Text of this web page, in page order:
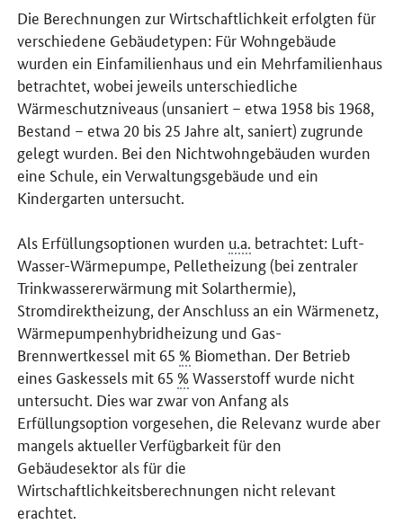
Die Berechnungen zur Wirtschaftlichkeit erfolgten für
verschiedene Gebäudetypen: Für Wohngebäude
wurden ein Einfamilienhaus und ein Mehrfamilienhaus
betrachtet, wobei jeweils unterschiedliche
Wärmeschutzniveaus (unsaniert – etwa 1958 bis 1968,
Bestand – etwa 20 bis 25 Jahre alt, saniert) zugrunde
gelegt wurden. Bei den Nichtwohngebäuden wurden
eine Schule, ein Verwaltungsgebäude und ein
Kindergarten untersucht.
Als Erfüllungsoptionen wurden u.a. betrachtet: Luft-
Wasser-Wärmepumpe, Pelletheizung (bei zentraler
Trinkwassererwärmung mit Solarthermie),
Stromdirektheizung, der Anschluss an ein Wärmenetz,
Wärmepumpenhybridheizung und Gas-
Brennwertkessel mit 65 % Biomethan. Der Betrieb
eines Gaskessels mit 65 % Wasserstoff wurde nicht
untersucht. Dies war zwar von Anfang als
Erfüllungsoption vorgesehen, die Relevanz wurde aber
mangels aktueller Verfügbarkeit für den
Gebäudesektor als für die
Wirtschaftlichkeitsberechnungen nicht relevant
erachtet.